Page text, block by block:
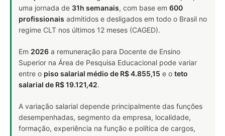
uma jornada de 31h semanais, com base em 600
profissionais admitidos e desligados em todo o Brasil no
regime CLT nos últimos 12 meses (CAGED).
Em 2026 a remuneração para Docente de Ensino
Superior na Área de Pesquisa Educacional pode variar
entre o piso salarial médio de R$ 4.855,15 e o teto
salarial de R$ 19.121,42.
A variação salarial depende principalmente das funções
desempenhadas, segmento da empresa, localidade,
formação, experiência na função e política de cargos,